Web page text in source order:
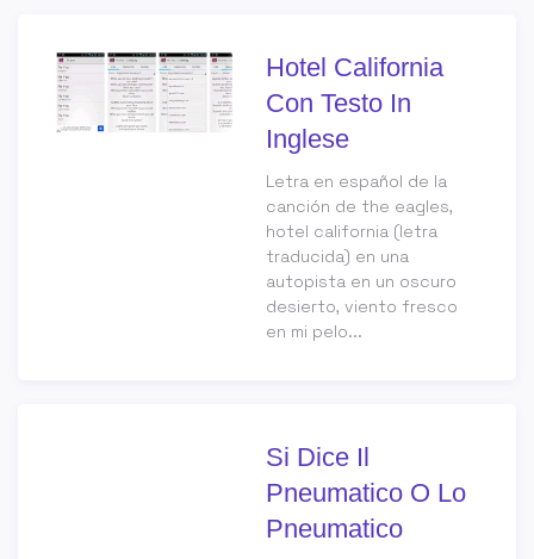
Hotel California
Con Testo In
Inglese
Letra en español de la
canción de the eagles,
hotel california (letra
traducida) en una
autopista en un oscuro
desierto, viento fresco
en mi pelo...
Si Dice Il
Pneumatico O Lo
Pneumatico